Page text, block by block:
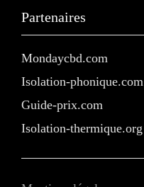
Partenaires
Mondaycbd.com
Isolation-phonique.com
Guide-prix.com
Isolation-thermique.org